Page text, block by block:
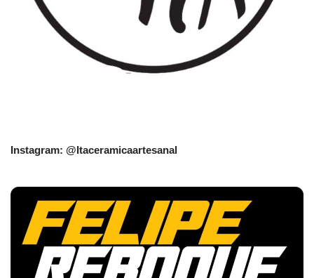
Instagram: @Itaceramicaartesanal